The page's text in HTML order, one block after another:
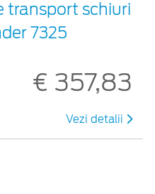
transport schiuri
7325
€ 357,83
Vezi detalii